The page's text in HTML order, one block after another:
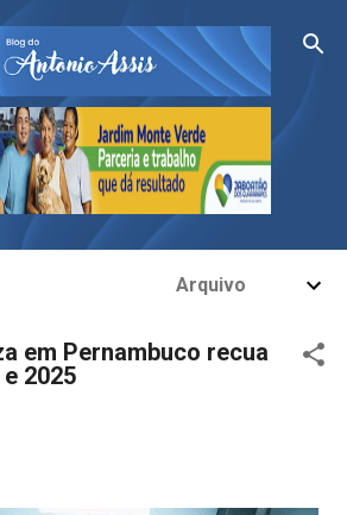
para o conteúdo principal
Arquivo
em Pernambuco recua
2025